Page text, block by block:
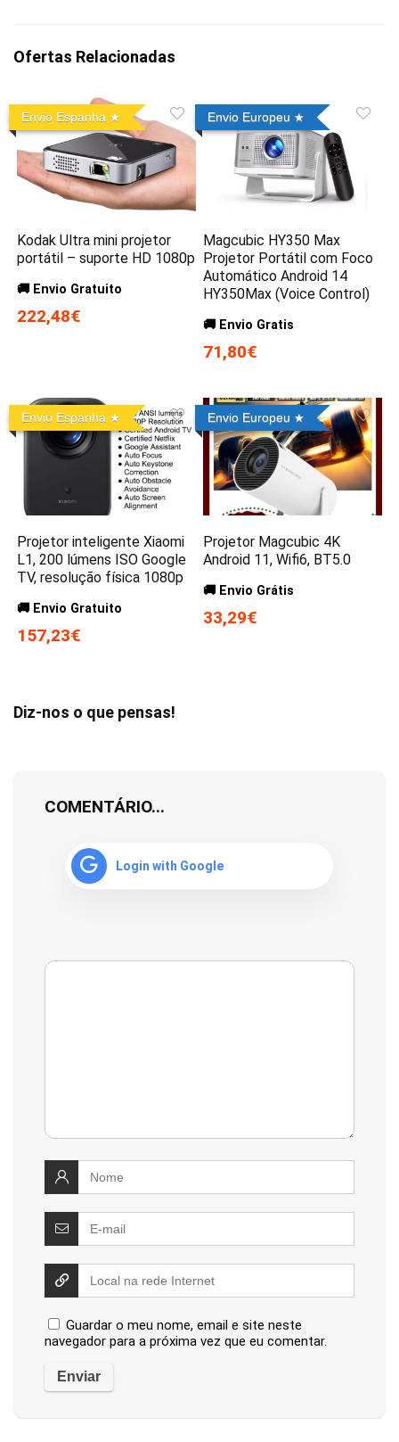
Ofertas Relacionadas
Envio Espanha
Kodak Ultra mini projetor
portátil – suporte HD 1080p
🚚 Envio Gratuito
222,48€
Envio Europeu
Magcubic HY350 Max
Projetor Portátil com Foco
Automático Android 14
HY350Max (Voice Control)
🚚 Envio Gratis
71,80€
Envio Espanha
Projetor inteligente Xiaomi
L1, 200 lúmens ISO Google
TV, resolução física 1080p
🚚 Envio Gratuito
157,23€
Envio Europeu
Projetor Magcubic 4K
Android 11, Wifi6, BT5.0
🚚 Envio Grátis
33,29€
Diz-nos o que pensas!
COMENTÁRIO...
Login with Google
Guardar o meu nome, email e site neste
navegador para a próxima vez que eu comentar.